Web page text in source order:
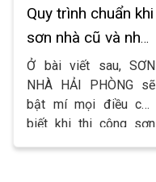
Quy trình chuẩn khi
sơn nhà cũ và nhà
mới của Sơn Nhà
Hải Phòng
Ở bài viết sau, SƠN
NHÀ HẢI PHÒNG sẽ
bật mí mọi điều cần
biết khi thi công sơn